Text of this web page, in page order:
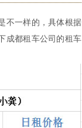
不一样的，具体根据
成都租车公司的租车